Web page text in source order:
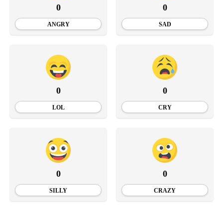
0
ANGRY
0
SAD
0
LOL
0
CRY
0
SILLY
0
CRAZY